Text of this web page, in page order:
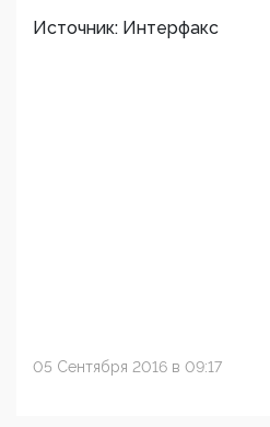
Источник: Интерфакс
05 Сентября 2016 в 09:17